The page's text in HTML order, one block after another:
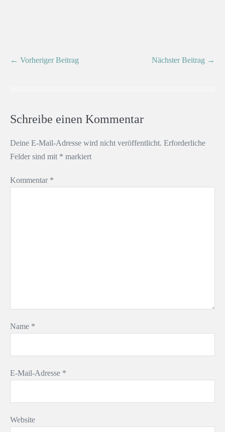
← Vorheriger Beitrag Nächster Beitrag →
Schreibe einen Kommentar
Deine E-Mail-Adresse wird nicht veröffentlicht. Erforderliche
Felder sind mit * markiert
Kommentar *
Name *
E-Mail-Adresse *
Website